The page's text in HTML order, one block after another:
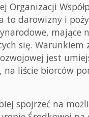
Organizacji
to darowizny i
mające
się. Warunkiem
jest
liście biorców
spojrzeć na